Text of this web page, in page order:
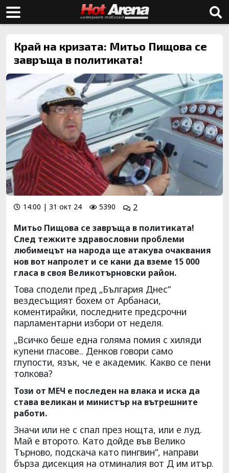
Край на кризата: Митьо Пищова се
завръща в политиката!
14:00 | 31 окт 24 5390
2
Митьо Пищова се завръща в политиката!
След тежките здравословни проблеми
любимецът на народа ще атакува очаквания
нов вот напролет и се кани да вземе 15 000
гласа в своя Великотърновски район.
Това сподели пред „България Днес“
вездесъщият бохем от Арбанаси,
коментирайки, последните предсрочни
парламентарни избори от неделя.
„Всичко беше една голяма помия с хиляди
купени гласове.. Денков говори само
глупости, язък, че е академик. Какво се пени
толкова?
Този от МЕЧ е последен на влака и иска да
става великан и министър на вътрешните
работи.
Значи или не с спал през нощта, или е луд.
Май е второто. Като дойде във Велико
Търново, подскача като пингвин“, направи
бърза дисекция на отминалия вот Д им итър.